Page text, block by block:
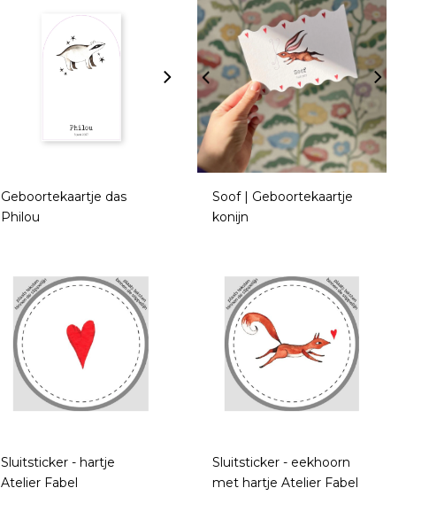
Geboortekaartje das
Philou
Soof | Geboortekaartje
konijn
Sluitsticker - hartje
Atelier Fabel
Sluitsticker - eekhoorn
met hartje Atelier Fabel